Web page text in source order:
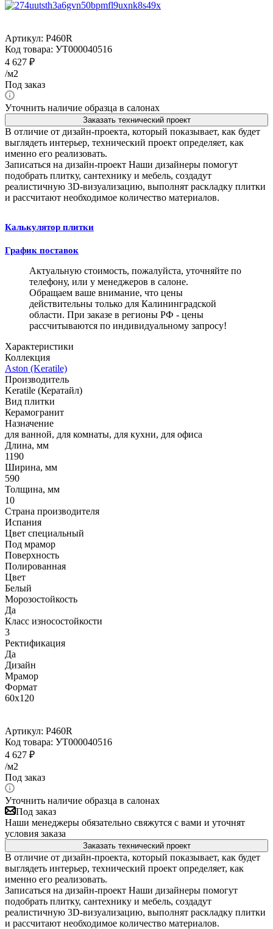
Артикул: P460R
Код товара: УТ000040516
4 627 ₽
/м2
Под заказ
Уточнить наличие образца в салонах
Заказать технический проект
В отличие от дизайн-проекта, который показывает, как будет
выглядеть интерьер, технический проект определяет, как
именно его реализовать.
Записаться на дизайн-проект Наши дизайнеры помогут
подобрать плитку, сантехнику и мебель, создадут
реалистичную 3D-визуализацию, выполнят раскладку плитки
и рассчитают необходимое количество материалов.
Калькулятор плитки
График поставок
Актуальную стоимость, пожалуйста, уточняйте по
телефону, или у менеджеров в салоне.
Обращаем ваше внимание, что цены
действительны только для Калининградской
области. При заказе в регионы РФ - цены
рассчитываются по индивидуальному запросу!
Характеристики
Коллекция
Aston (Keratile)
Производитель
Keratile (Кератайл)
Вид плитки
Керамогранит
Назначение
для ванной, для комнаты, для кухни, для офиса
Длина, мм
1190
Ширина, мм
590
Толщина, мм
10
Страна производителя
Испания
Цвет специальный
Под мрамор
Поверхность
Полированная
Цвет
Белый
Морозостойкость
Да
Класс износостойкости
3
Ректификация
Да
Дизайн
Мрамор
Формат
60x120
Артикул: P460R
Код товара: УТ000040516
4 627 ₽
/м2
Под заказ
Уточнить наличие образца в салонах
Под заказ
Наши менеджеры обязательно свяжутся с вами и уточнят
условия заказа
Заказать технический проект
В отличие от дизайн-проекта, который показывает, как будет
выглядеть интерьер, технический проект определяет, как
именно его реализовать.
Записаться на дизайн-проект Наши дизайнеры помогут
подобрать плитку, сантехнику и мебель, создадут
реалистичную 3D-визуализацию, выполнят раскладку плитки
и рассчитают необходимое количество материалов.